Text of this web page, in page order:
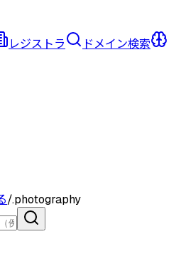
レジストラ
ドメイン検索
/.photography